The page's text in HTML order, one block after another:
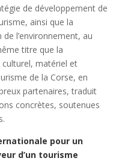
de développement de
ainsi que la
l’environnement, au
titre que la
matériel et
de la Corse, en
partenaires, traduit
concrètes, soutenues
pour un
d’un tourisme